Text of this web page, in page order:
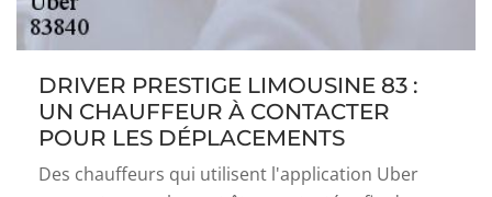
DRIVER PRESTIGE LIMOUSINE 83 :
UN CHAUFFEUR À CONTACTER
POUR LES DÉPLACEMENTS
Des chauffeurs qui utilisent l'application Uber